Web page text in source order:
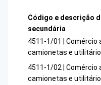
Código e descrição
secundária
4511-1/01 | Comércio
camionetas e
4511-1/02 | Comércio
camionetas e